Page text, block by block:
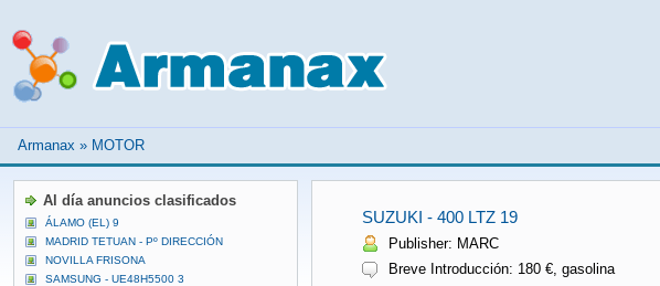
Armanax » MOTOR
SUZUKI - 400 LTZ 19
Publisher: MARC
Breve Introducción: 180 €, gasolina
Al día anuncios clasificados
ÁLAMO (EL) 9
MADRID TETUAN - Pº DIRECCIÓN
NOVILLA FRISONA
SAMSUNG - UE48H5500 3